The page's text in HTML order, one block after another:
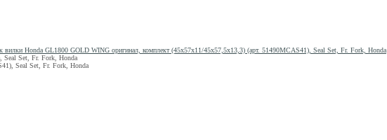
вилки Honda GL1800 GOLD WING оригинал, комплект (45x57x11/45x57,5x13,3) (арт. 51490MCAS41), Seal Set, Fr. Fork, Honda
Seal Set, Fr. Fork, Honda